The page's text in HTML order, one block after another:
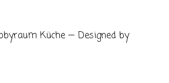
Küche — Designed by